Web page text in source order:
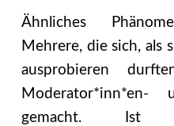
Ähnliches
Mehrere, die sich, als
ausprobieren
Moderator*inn*en-
gemacht.